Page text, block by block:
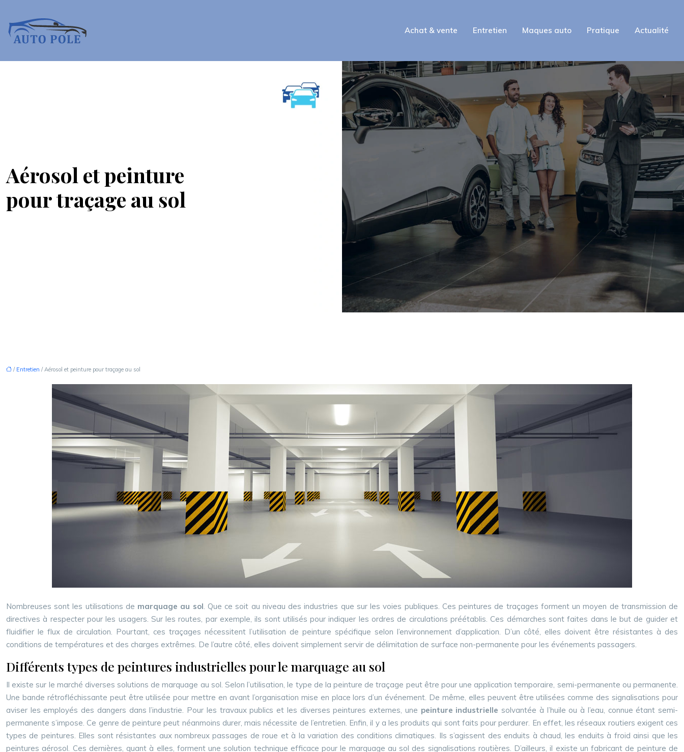
Achat & vente Entretien Maques auto Pratique Actualité
Aérosol et peinture
pour traçage au sol
/ Entretien / Aérosol et peinture pour traçage au sol
Nombreuses sont les utilisations de marquage au sol. Que ce soit au niveau des industries que sur les voies publiques. Ces peintures de traçages forment un moyen de transmission de
directives à respecter pour les usagers. Sur les routes, par exemple, ils sont utilisés pour indiquer les ordres de circulations préétablis. Ces démarches sont faites dans le but de guider et
fluidifier le flux de circulation. Pourtant, ces traçages nécessitent l’utilisation de peinture spécifique selon l’environnement d’application. D’un côté, elles doivent être résistantes à des
conditions de températures et des charges extrêmes. De l’autre côté, elles doivent simplement servir de délimitation de surface non-permanente pour les événements passagers.
Différents types de peintures industrielles pour le marquage au sol
Il existe sur le marché diverses solutions de marquage au sol. Selon l’utilisation, le type de la peinture de traçage peut être pour une application temporaire, semi-permanente ou permanente.
Une bande rétrofléchissante peut être utilisée pour mettre en avant l’organisation mise en place lors d’un événement. De même, elles peuvent être utilisées comme des signalisations pour
aviser les employés des dangers dans l’industrie. Pour les travaux publics et les diverses peintures externes, une peinture industrielle solvantée à l’huile ou à l’eau, connue étant semi-
permanente s’impose. Ce genre de peinture peut néanmoins durer, mais nécessite de l’entretien. Enfin, il y a les produits qui sont faits pour perdurer. En effet, les réseaux routiers exigent ces
types de peintures. Elles sont résistantes aux nombreux passages de roue et à la variation des conditions climatiques. Ils s’agissent des enduits à chaud, les enduits à froid ainsi que les
peintures aérosol. Ces dernières, quant à elles, forment une solution technique efficace pour le marquage au sol des signalisations routières. D’ailleurs, il existe un fabricant de peinture de